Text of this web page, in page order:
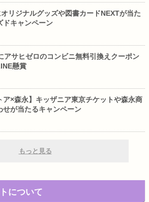
リジナルグッズや図書カードNEXTが当た
ドキャンペーン
アサヒゼロのコンビニ無料引換えクーポン
懸賞
ア×森永】キッザニア東京チケットや森永商
せが当たるキャンペーン
もっと見る
について